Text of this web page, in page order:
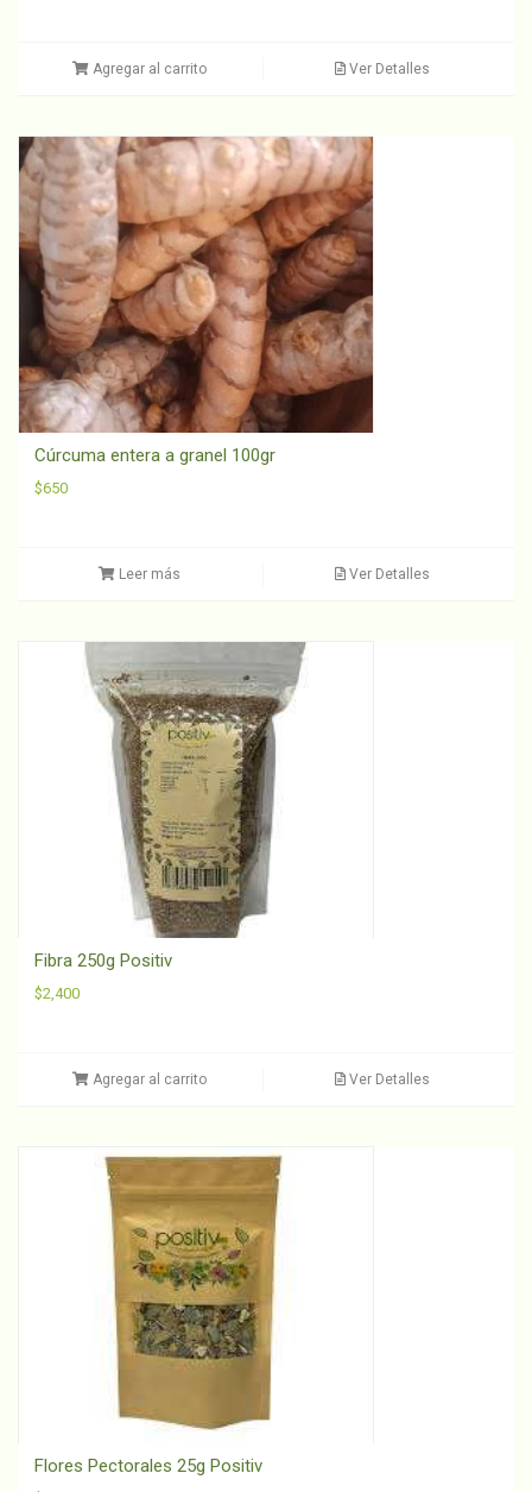
Agregar al carrito Ver Detalles
Cúrcuma entera a granel 100gr
$650
Leer más Ver Detalles
Fibra 250g Positiv
$2,400
Agregar al carrito Ver Detalles
Flores Pectorales 25g Positiv